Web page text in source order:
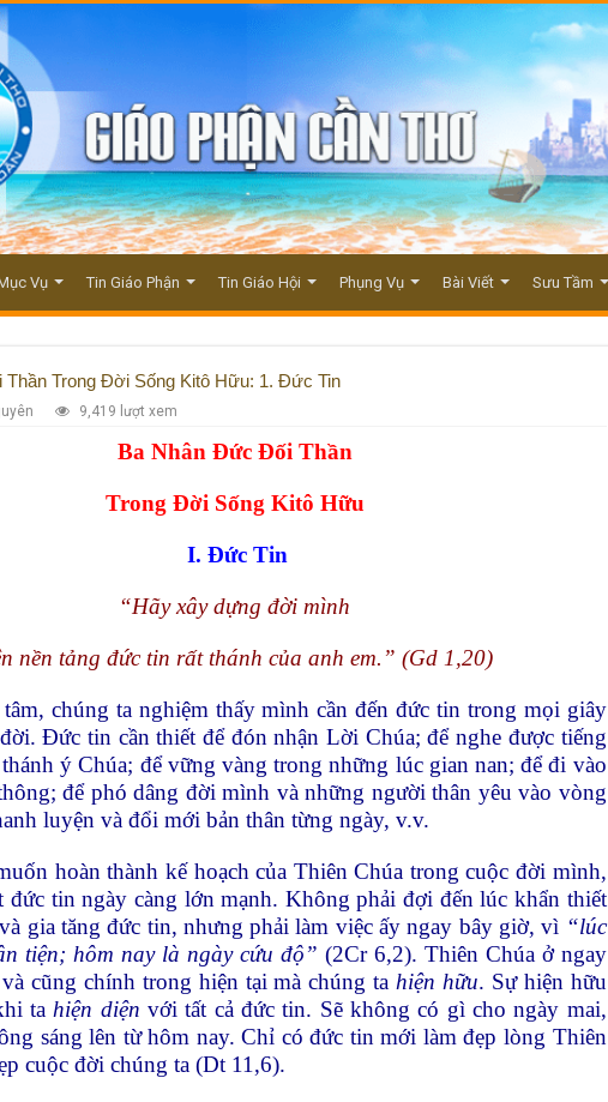
Vụ Tin Giáo Phận Tin Giáo Hội Phụng Vụ Bài Viết Sưu Tầm
Trong Đời Sống Kitô Hữu: 1. Đức Tin
9,419 lượt xem
Ba Nhân Đức Đối Thần
Trong Đời Sống Kitô Hữu
I. Đức Tin
“Hãy xây dựng đời mình
nền tảng đức tin rất thánh của anh em.” (Gd 1,20)
chúng ta nghiệm thấy mình cần đến đức tin trong mọi giây
Đức tin cần thiết để đón nhận Lời Chúa; để nghe được tiếng
ý Chúa; để vững vàng trong những lúc gian nan; để đi vào
để phó dâng đời mình và những người thân yêu vào vòng
luyện và đổi mới bản thân từng ngày, v.v.
hoàn thành kế hoạch của Thiên Chúa trong cuộc đời mình,
đức tin ngày càng lớn mạnh. Không phải đợi đến lúc khẩn thiết
gia tăng đức tin, nhưng phải làm việc ấy ngay bây giờ, vì “lúc
tiện; hôm nay là ngày cứu độ” (2Cr 6,2). Thiên Chúa ở ngay
cũng chính trong hiện tại mà chúng ta hiện hữu. Sự hiện hữu
ta hiện diện với tất cả đức tin. Sẽ không có gì cho ngày mai,
sáng lên từ hôm nay. Chỉ có đức tin mới làm đẹp lòng Thiên
cuộc đời chúng ta (Dt 11,6).